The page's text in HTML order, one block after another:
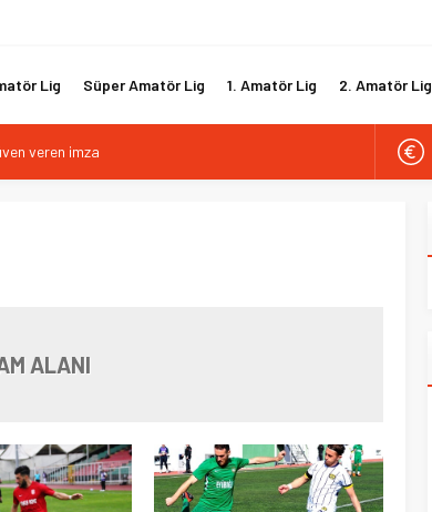
Lig Süper Amatör Lig 1. Amatör Lig 2. Amatör Lig
veren imza
görevine Mehmet Şahin getirildi
ediyor
ALANI